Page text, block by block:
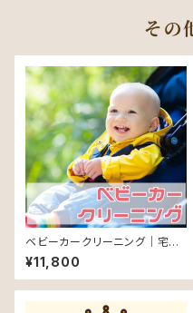
その
ベビーカークリーニング｜宅配
（四国中国九州）
¥11,800